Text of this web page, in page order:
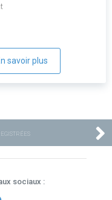
savoir plus
sociaux :